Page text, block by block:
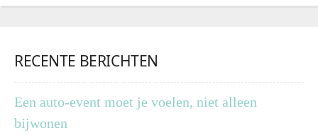
RECENTE BERICHTEN
Een auto-event moet je voelen, niet alleen
bijwonen